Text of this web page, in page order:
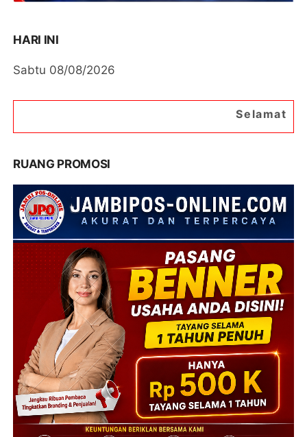
HARI INI
Sabtu 08/08/2026
Selamat Datang di Portal
RUANG PROMOSI